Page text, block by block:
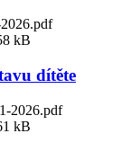
kB
dítěte
2026.pdf
kB